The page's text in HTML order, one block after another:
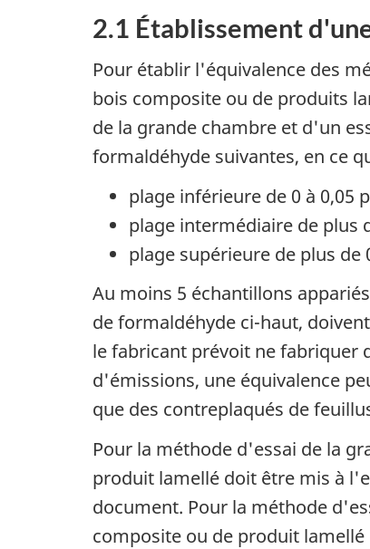
2.1 Établissement
Pour établir l'équivalence des
bois composite ou de produits
de la grande chambre et d'un
formaldéhyde suivantes, en ce
plage inférieure de 0 à 0,05
plage intermédiaire de plus
plage supérieure de plus de
Au moins 5 échantillons
de formaldéhyde ci-haut,
le fabricant prévoit ne fabriquer
d'émissions, une équivalence
que des contreplaqués de
Pour la méthode d'essai de la
produit lamellé doit être mis à
document. Pour la méthode
composite ou de produit